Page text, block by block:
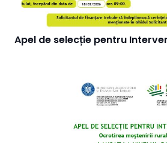
Apel de selecție pentru